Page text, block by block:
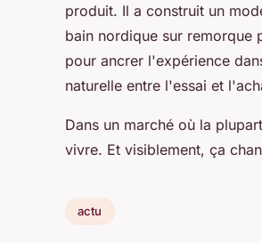
produit. Il a construit un
bain nordique sur remorque
pour ancrer l'expérience
naturelle entre l'essai et
Dans un marché où la
vivre. Et visiblement, ça
actu